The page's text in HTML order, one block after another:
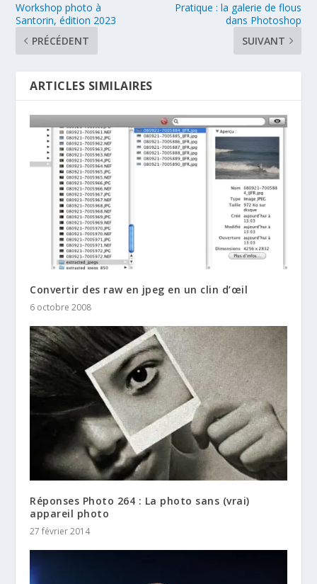
Workshop photo à
Santorin, édition 2023
PRÉCÉDENT
Pratique : la galerie de flous
dans Photoshop
SUIVANT
ARTICLES SIMILAIRES
Convertir des raw en jpeg en un clin d’œil
6 octobre 2008
Réponses Photo 264 : La photo sans (vrai)
appareil photo
27 février 2014